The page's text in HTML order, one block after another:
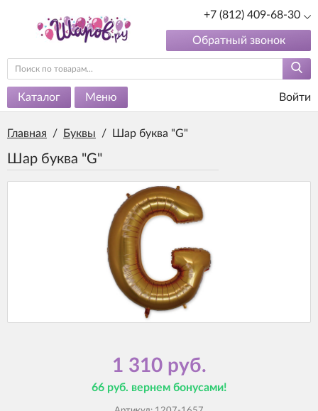
+7 (812) 409-68-30
Обратный звонок
Каталог Меню Войти
Главная / Буквы / Шар буква "G"
Шар буква "G"
1 310 руб.
66 руб. вернем бонусами!